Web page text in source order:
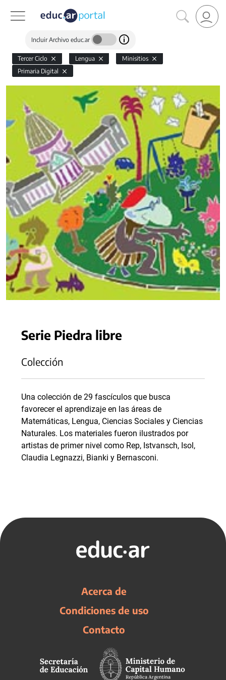
Incluir Archivo educ.ar
Tercer Ciclo Lengua
Minisitios
Primaria Digital
Serie Piedra libre
Colección
Una colección de 29 fascículos que busca
favorecer el aprendizaje en las áreas de
Matemáticas, Lengua, Ciencias Sociales y Ciencias
Naturales. Los materiales fueron ilustrados por
artistas de primer nivel como Rep, Istvansch, Isol,
Claudia Legnazzi, Bianki y Bernasconi.
Acerca de
Condiciones de uso
Contacto